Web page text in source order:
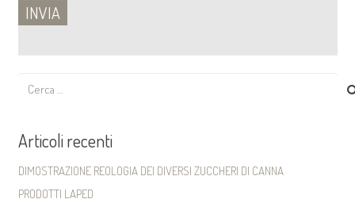
Ricerca
Articoli recenti
DIMOSTRAZIONE REOLOGIA DEI DIVERSI ZUCCHERI DI CANNA
PRODOTTI LAPED